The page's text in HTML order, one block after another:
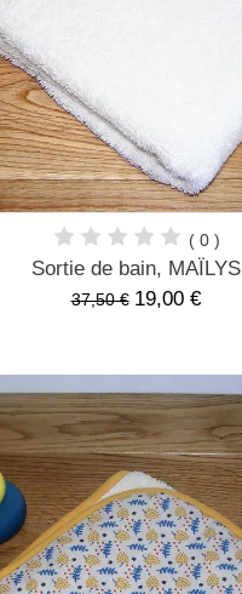
( 0 )
Sortie de bain, MAÏLYS
37,50 € 19,00 €